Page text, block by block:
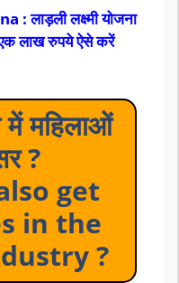
लाड़ली लक्ष्मी योजना
लाख रुपये ऐसे करें
में महिलाओं
?
get
in the
?